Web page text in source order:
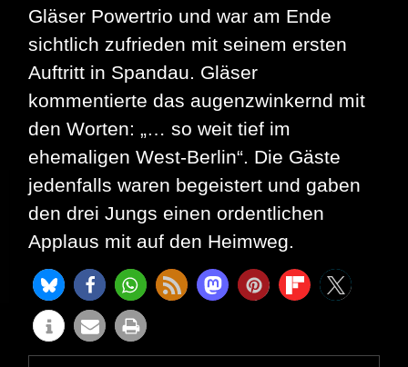
Gläser Powertrio und war am Ende
sichtlich zufrieden mit seinem ersten
Auftritt in Spandau. Gläser
kommentierte das augenzwinkernd mit
den Worten: „… so weit tief im
ehemaligen West-Berlin“. Die Gäste
jedenfalls waren begeistert und gaben
den drei Jungs einen ordentlichen
Applaus mit auf den Heimweg.